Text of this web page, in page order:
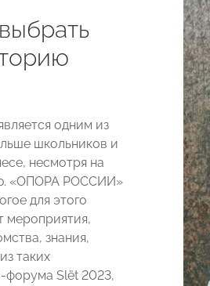
одним из
школьников и
несмотря на
«ОПОРА РОССИИ»
для этого
мероприятия,
знания,
таких
форума Slёt 2023,